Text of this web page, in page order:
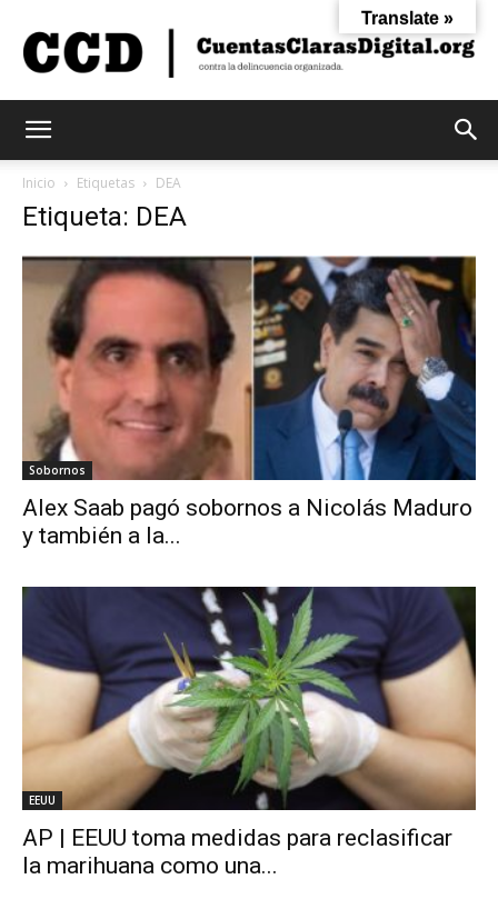
Digital
Inicio Etiquetas DEA
Etiqueta: DEA
Sobornos
Alex Saab pagó sobornos a Nicolás Maduro
y también a la...
EEUU
AP | EEUU toma medidas para reclasificar
la marihuana como una...
Translate »